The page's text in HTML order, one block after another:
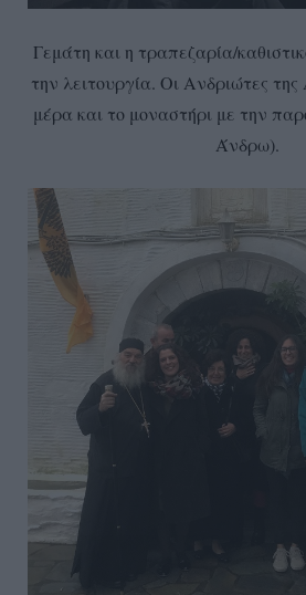
Γεμάτη και η τραπεζαρία/
την λειτουργία. Οι Ανδριώτες
μέρα και το μοναστήρι με την
Άνδρω).